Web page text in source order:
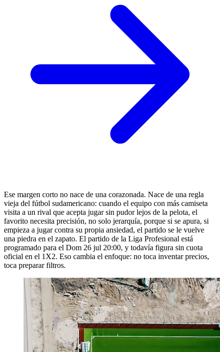
Ese margen corto no nace de una corazonada. Nace de una regla
vieja del fútbol sudamericano: cuando el equipo con más camiseta
visita a un rival que acepta jugar sin pudor lejos de la pelota, el
favorito necesita precisión, no solo jerarquía, porque si se apura, si
empieza a jugar contra su propia ansiedad, el partido se le vuelve
una piedra en el zapato. El partido de la Liga Profesional está
programado para el Dom 26 jul 20:00, y todavía figura sin cuota
oficial en el 1X2. Eso cambia el enfoque: no toca inventar precios,
toca preparar filtros.